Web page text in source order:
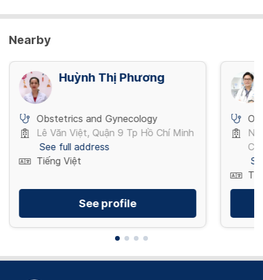
Nearby
Huỳnh Thị Phương
Obstetrics and Gynecology
Lê Văn Việt, Quận 9 Tp Hồ Chí Minh
See full address
Tiếng Việt
See profile